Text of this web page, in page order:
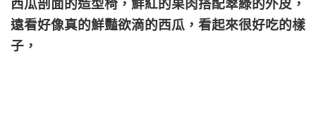
西瓜剖面的造型椅，鮮紅的果肉搭配翠綠的外皮，
遠看好像真的鮮豔欲滴的西瓜，看起來很好吃的樣
子，